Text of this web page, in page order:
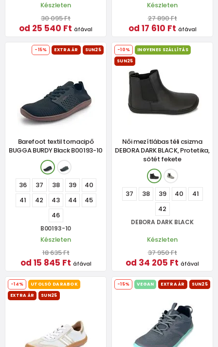
Készleten
30 095 Ft
od 25 540 Ft áfával
Készleten
27 890 Ft
od 17 610 Ft áfával
-15% EXTRA ÁR SUN25
Barefoot textil tornacipő
BUGGA BURDY Black B00193-10
36 37 38 39
40
41
42 43 44
45
46
B00193-10
Készleten
18 635 Ft
od 15 845 Ft áfával
-10%
INGYENES SZÁLLÍTÁS
SUN25
Női mezítlábas téli csizma
DEBORA DARK BLACK, Protetika,
sötét fekete
37 38 39 40
41
42
DEBORA DARK BLACK
Készleten
37 950 Ft
od 34 205 Ft áfával
-14%
UTOLSÓ DARABOK
EXTRA ÁR
SUN25
-15% VEGAN EXTRA ÁR SUN25